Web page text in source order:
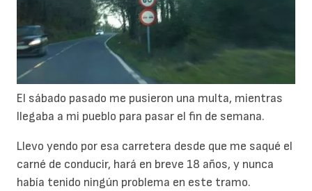
El sábado pasado me pusieron una multa, mientras
llegaba a mi pueblo para pasar el fin de semana.
Llevo yendo por esa carretera desde que me saqué el
carné de conducir, hará en breve 18 años, y nunca
había tenido ningún problema en este tramo.